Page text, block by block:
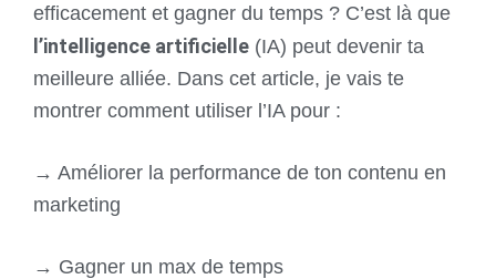
efficacement et gagner du temps ? C’est là que
l’intelligence artificielle (IA) peut devenir ta
meilleure alliée. Dans cet article, je vais te
montrer comment utiliser l’IA pour :
→ Améliorer la performance de ton contenu en
marketing
→ Gagner un max de temps